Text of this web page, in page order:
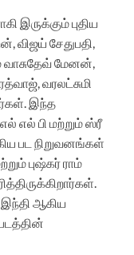
இருக்கும்புதிய
விஜய் சேதுபதி
வாசுதேவ் மேனன்
வரலட்சுமி
இந்த
எல் எல் பி மற்றும்ஸ்ரீ
பட நிறுவனங்கள்
புஷ்கர்ராம்
இந்தி ஆகிய